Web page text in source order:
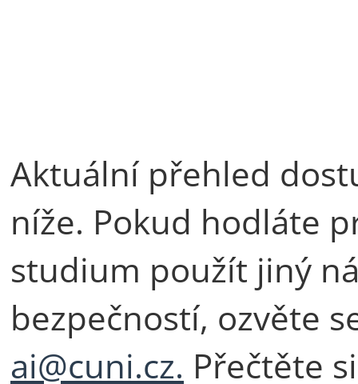
Aktuální přehled
níže. Pokud hodláte
studium použít jiný
bezpečností, ozvěte
ai@cuni.cz. Přečtěte